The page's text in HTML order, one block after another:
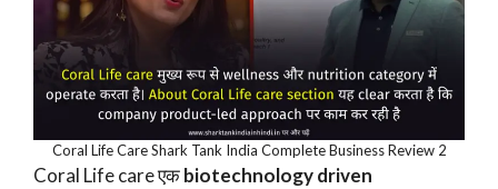
Coral Life Care Shark Tank India Complete Business Review 2
Coral Life care एकbiotechnology driven